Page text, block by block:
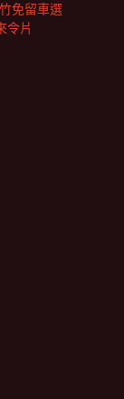
免留車選
令片